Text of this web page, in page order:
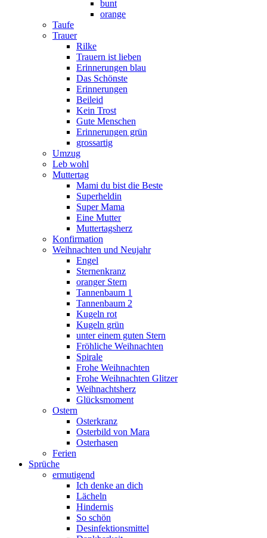
bunt
orange
Taufe
Trauer
Rilke
Trauern ist lieben
Erinnerungen blau
Das Schönste
Erinnerungen
Beileid
Kein Trost
Gute Menschen
Erinnerungen grün
grossartig
Umzug
Leb wohl
Muttertag
Mami du bist die Beste
Superheldin
Super Mama
Eine Mutter
Muttertagsherz
Konfirmation
Weihnachten und Neujahr
Engel
Sternenkranz
oranger Stern
Tannenbaum 1
Tannenbaum 2
Kugeln rot
Kugeln grün
unter einem guten Stern
Fröhliche Weihnachten
Spirale
Frohe Weihnachten
Frohe Weihnachten Glitzer
Weihnachtsherz
Glücksmoment
Ostern
Osterkranz
Osterbild von Mara
Osterhasen
Ferien
Sprüche
ermutigend
Ich denke an dich
Lächeln
Hindernis
So schön
Desinfektionsmittel